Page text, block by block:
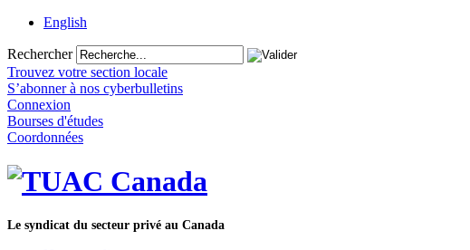
English
Rechercher
Trouvez votre section locale
S’abonner à nos cyberbulletins
Connexion
Bourses d'études
Coordonnées
Le syndicat du secteur privé au Canada